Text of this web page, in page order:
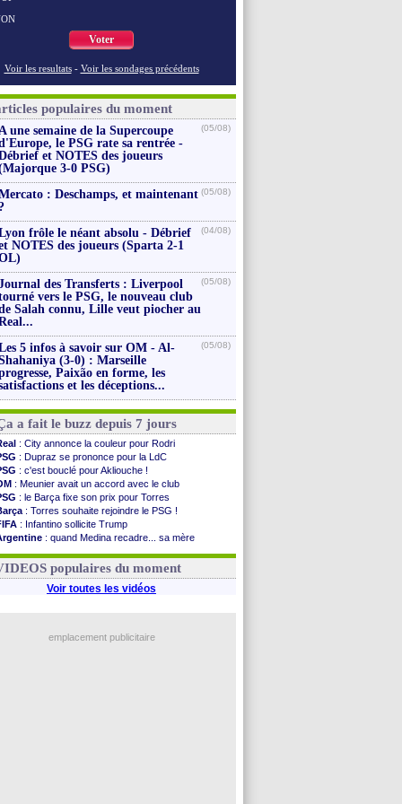
Voter
Voir les resultats - Voir les sondages précédents
populaires du moment
une semaine de la Supercoupe
le PSG rate sa rentrée -
et NOTES des joueurs
3-0 PSG)
(05/08)
: Deschamps, et maintenant (05/08)
frôle le néant absolu - Débrief
NOTES des joueurs (Sparta 2-1
(04/08)
des Transferts : Liverpool
vers le PSG, le nouveau club
Salah connu, Lille veut piocher au
(05/08)
5 infos à savoir sur OM - Al-
(3-0) : Marseille
Paixão en forme, les
et les déceptions...
(05/08)
a fait le buzz depuis 7 jours
: City annonce la couleur pour Rodri
: Dupraz se prononce pour la LdC
: c'est bouclé pour Akliouche !
: Meunier avait un accord avec le club
: le Barça fixe son prix pour Torres
: Torres souhaite rejoindre le PSG !
: Infantino sollicite Trump
: quand Medina recadre... sa mère
: Paixão attire un 2e club anglais
populaires du moment
Voir toutes les vidéos
emplacement publicitaire